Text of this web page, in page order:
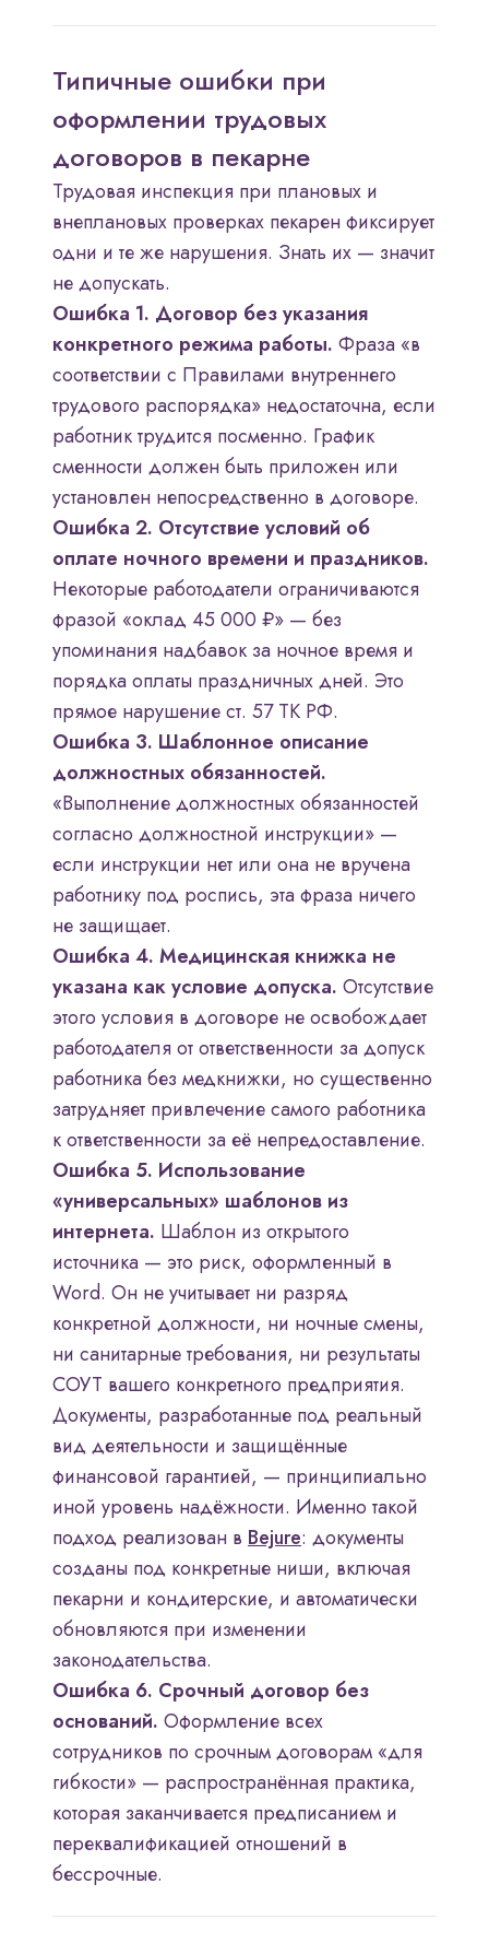
Типичные ошибки при
оформлении трудовых
договоров в пекарне
Трудовая инспекция при плановых и
внеплановых проверках пекарен фиксирует
одни и те же нарушения. Знать их — значит
не допускать.
Ошибка 1. Договор без указания
конкретного режима работы. Фраза «в
соответствии с Правилами внутреннего
трудового распорядка» недостаточна, если
работник трудится посменно. График
сменности должен быть приложен или
установлен непосредственно в договоре.
Ошибка 2. Отсутствие условий об
оплате ночного времени и праздников.
Некоторые работодатели ограничиваются
фразой «оклад 45 000 ₽» — без
упоминания надбавок за ночное время и
порядка оплаты праздничных дней. Это
прямое нарушение ст. 57 ТК РФ.
Ошибка 3. Шаблонное описание
должностных обязанностей.
«Выполнение должностных обязанностей
согласно должностной инструкции» —
если инструкции нет или она не вручена
работнику под роспись, эта фраза ничего
не защищает.
Ошибка 4. Медицинская книжка не
указана как условие допуска. Отсутствие
этого условия в договоре не освобождает
работодателя от ответственности за допуск
работника без медкнижки, но существенно
затрудняет привлечение самого работника
к ответственности за её непредоставление.
Ошибка 5. Использование
«универсальных» шаблонов из
интернета. Шаблон из открытого
источника — это риск, оформленный в
Word. Он не учитывает ни разряд
конкретной должности, ни ночные смены,
ни санитарные требования, ни результаты
СОУТ вашего конкретного предприятия.
Документы, разработанные под реальный
вид деятельности и защищённые
финансовой гарантией, — принципиально
иной уровень надёжности. Именно такой
подход реализован в Bejure: документы
созданы под конкретные ниши, включая
пекарни и кондитерские, и автоматически
обновляются при изменении
законодательства.
Ошибка 6. Срочный договор без
оснований. Оформление всех
сотрудников по срочным договорам «для
гибкости» — распространённая практика,
которая заканчивается предписанием и
переквалификацией отношений в
бессрочные.